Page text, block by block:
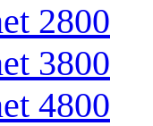
2800
3800
4800